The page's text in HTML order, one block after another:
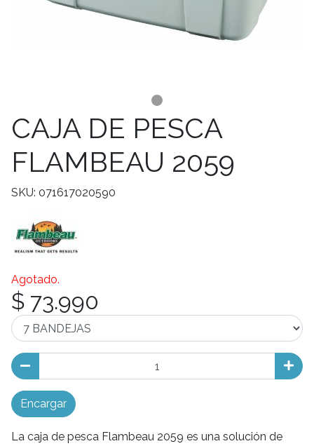
CAJA DE PESCA
FLAMBEAU 2059
SKU: 071617020590
Agotado.
$ 73.990
Encargar
La caja de pesca Flambeau 2059 es una solución de